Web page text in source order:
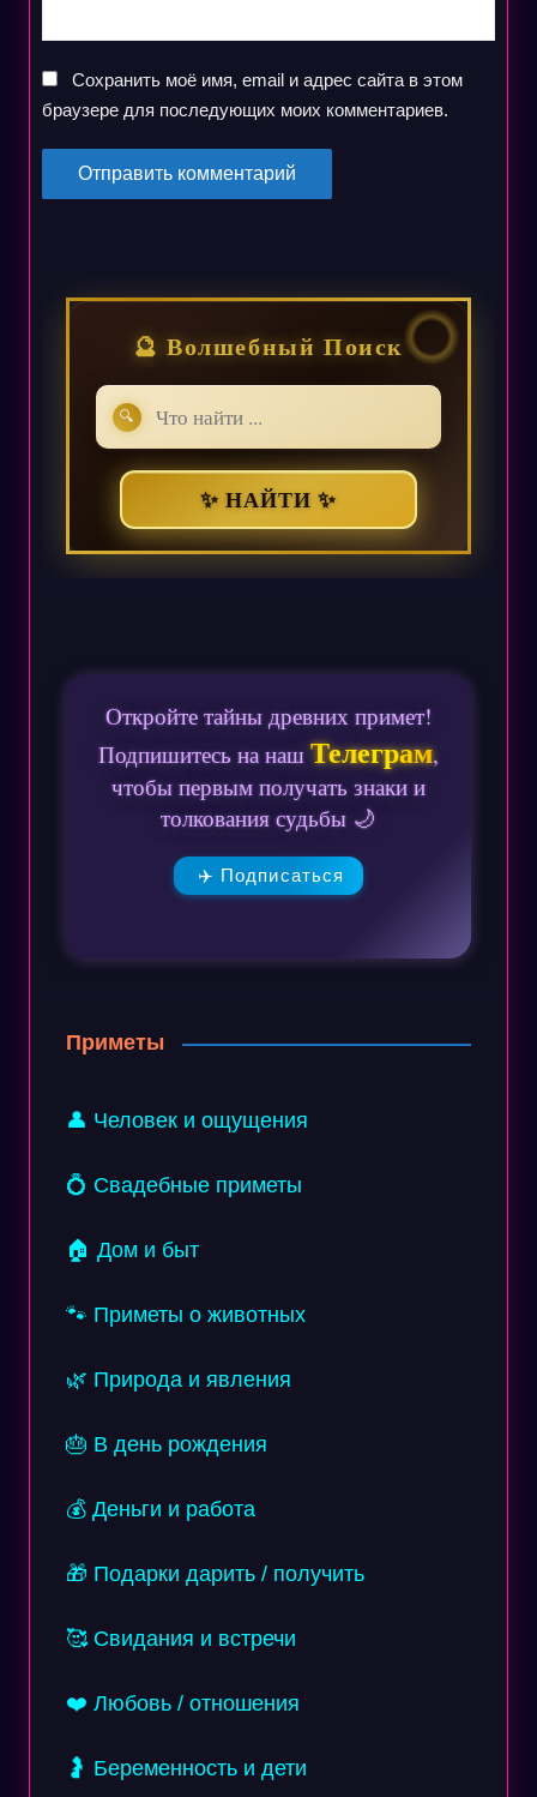
Сохранить моё имя, email и адрес сайта в этом
браузере для последующих моих комментариев.
🔮 Волшебный Поиск
🔍
✨ НАЙТИ ✨
Откройте тайны древних примет!
Подпишитесь на нашТелеграм,
чтобы первым получать знаки и
толкования судьбы 🌙
✈️ Подписаться
Приметы
👤 Человек и ощущения
💍 Свадебные приметы
🏠 Дом и быт
🐾 Приметы о животных
🌿 Природа и явления
🎂 В день рождения
💰 Деньги и работа
🎁 Подарки дарить / получить
🥰 Свидания и встречи
❤️ Любовь / отношения
🤰 Беременность и дети